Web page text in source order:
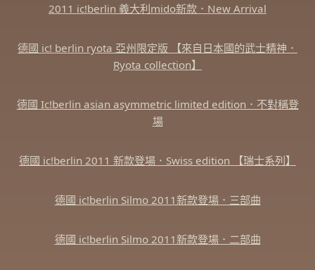
2011 ic!berlin 義大利mido新款．New Arrival
德國 ic! berlin ryota 亞州限定版 【來自日本國的武士精神．
Ryota collection】
德國 Ic!berlin asian asymmetric limited edition．不對稱登
場
德國 ic!berlin 2011 新款登場．Swiss edition 【瑞士系列】
德國 ic!berlin Silmo 2011新款登場．三部曲
德國 ic!berlin Silmo 2011新款登場．二部曲